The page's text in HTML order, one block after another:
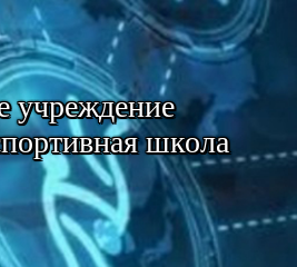
учреждение
школа